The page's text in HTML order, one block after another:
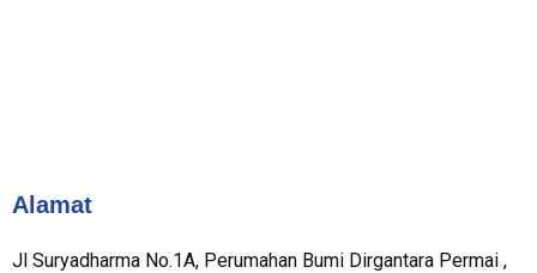
Alamat
Jl Suryadharma No.1A, Perumahan Bumi Dirgantara Permai ,